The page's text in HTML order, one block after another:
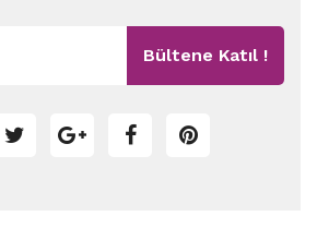
Bültene Katıl !